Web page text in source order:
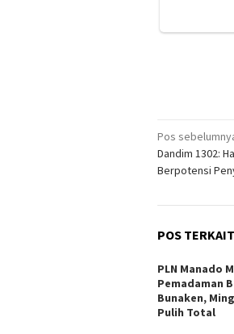
pos
Pos
Dandim 1302:
Berpotensi
POS TERKAIT
PLN Manado
Pemadaman
Bunaken,
Pulih Total